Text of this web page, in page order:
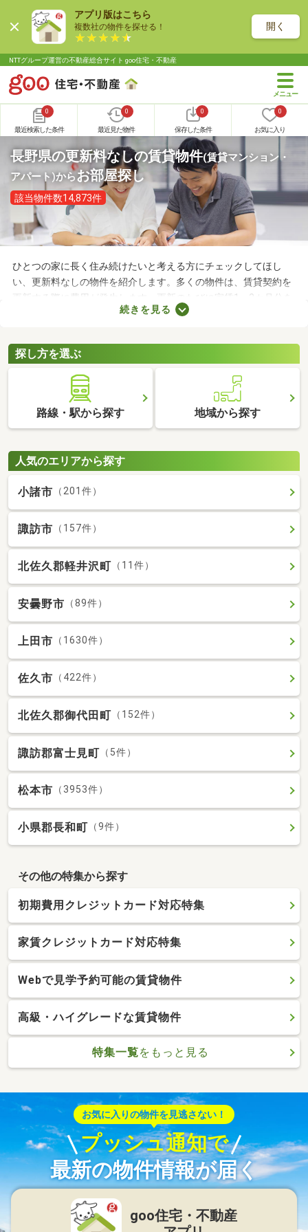
アプリ版はこちら
複数社の物件を探せる！ 開く
NTTグループ運営の不動産総合サイト goo住宅・不動産
0
最近検索した条件
0
最近見た物件
0
保存した条件
0
お気に入り
長野県の更新料なしの賃貸物件(賃貸マンション・
アパート)からお部屋探し
該当物件数14,873件
ひとつの家に長く住み続けたいと考える方にチェックしてほし
い、更新料なしの物件を紹介します。多くの物件は、賃貸契約を
更新する際に費用が発生します。更新のたびに家賃1～2カ月分を
支払わなければならないので、支出が増える点がデメリットだと
お気に入りのお部屋に長く住めますよ。
続きを見る
探し方を選ぶ
路線・駅から探す 地域から探す
人気のエリアから探す
小諸市 （201件）
諏訪市 （157件）
北佐久郡軽井沢町 （11件）
安曇野市 （89件）
上田市 （1630件）
佐久市 （422件）
北佐久郡御代田町 （152件）
諏訪郡富士見町 （5件）
松本市 （3953件）
小県郡長和町 （9件）
その他の特集から探す
初期費用クレジットカード対応特集
家賃クレジットカード対応特集
Webで見学予約可能の賃貸物件
高級・ハイグレードな賃貸物件
特集一覧をもっと見る
お気に入りの物件を見逃さない！
プッシュ通知で
最新の物件情報が届く
goo住宅・不動産